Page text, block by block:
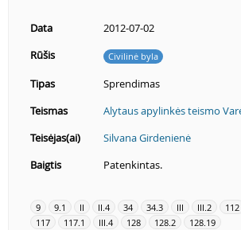
Data
2012-07-02
Rūšis
Civilinė byla
Tipas
Sprendimas
Teismas
Alytaus apylinkės teismo
Teisėjas(ai)
Silvana Girdenienė
Baigtis
Patenkintas.
9 9.1 II II.4 34 34.3 III III.2 112
117
117.1 III.4 128 128.2 128.19